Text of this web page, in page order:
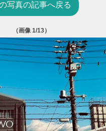
写真の記事へ戻る
（画像 1/13）